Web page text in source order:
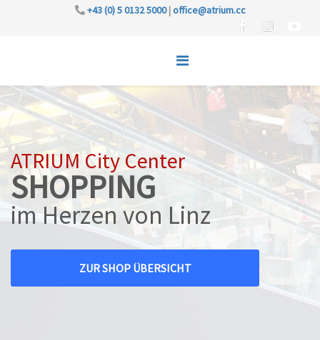
+43 (0) 5 0132 5000|office@atrium.cc
ATRIUM City Center
SHOPPING
im Herzen von Linz
ZUR SHOP ÜBERSICHT